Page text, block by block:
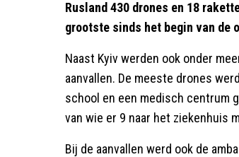
Rusland 430 drones en 18
grootste sinds het begin van de
Naast Kyiv werden ook onder
aanvallen. De meeste drones
school en een medisch centrum
van wie er 9 naar het ziekenhuis
Bij de aanvallen werd ook de